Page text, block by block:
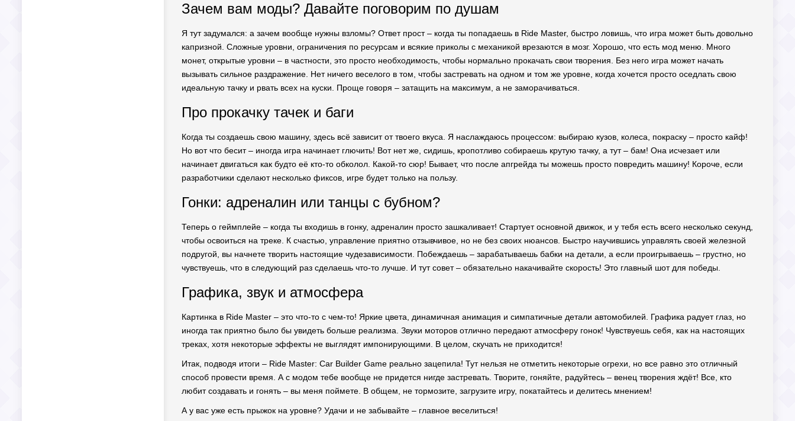
Зачем вам моды? Давайте поговорим по душам
Я тут задумался: а зачем вообще нужны взломы? Ответ прост – когда ты попадаешь в Ride Master, быстро ловишь, что игра может быть довольно
капризной. Сложные уровни, ограничения по ресурсам и всякие приколы с механикой врезаются в мозг. Хорошо, что есть мод меню. Много
монет, открытые уровни – в частности, это просто необходимость, чтобы нормально прокачать свои творения. Без него игра может начать
вызывать сильное раздражение. Нет ничего веселого в том, чтобы застревать на одном и том же уровне, когда хочется просто оседлать свою
идеальную тачку и рвать всех на куски. Проще говоря – затащить на максимум, а не заморачиваться.
Про прокачку тачек и баги
Когда ты создаешь свою машину, здесь всё зависит от твоего вкуса. Я наслаждаюсь процессом: выбираю кузов, колеса, покраску – просто кайф!
Но вот что бесит – иногда игра начинает глючить! Вот нет же, сидишь, кропотливо собираешь крутую тачку, а тут – бам! Она исчезает или
начинает двигаться как будто её кто-то обколол. Какой-то сюр! Бывает, что после апгрейда ты можешь просто повредить машину! Короче, если
разработчики сделают несколько фиксов, игре будет только на пользу.
Гонки: адреналин или танцы с бубном?
Теперь о геймплейе – когда ты входишь в гонку, адреналин просто зашкаливает! Стартует основной движок, и у тебя есть всего несколько секунд,
чтобы освоиться на треке. К счастью, управление приятно отзывчивое, но не без своих нюансов. Быстро научившись управлять своей железной
подругой, вы начнете творить настоящие чудезависимости. Побеждаешь – зарабатываешь бабки на детали, а если проигрываешь – грустно, но
чувствуешь, что в следующий раз сделаешь что-то лучше. И тут совет – обязательно накачивайте скорость! Это главный шот для победы.
Графика, звук и атмосфера
Картинка в Ride Master – это что-то с чем-то! Яркие цвета, динамичная анимация и симпатичные детали автомобилей. Графика радует глаз, но
иногда так приятно было бы увидеть больше реализма. Звуки моторов отлично передают атмосферу гонок! Чувствуешь себя, как на настоящих
треках, хотя некоторые эффекты не выглядят импонирующими. В целом, скучать не приходится!
Итак, подводя итоги – Ride Master: Car Builder Game реально зацепила! Тут нельзя не отметить некоторые огрехи, но все равно это отличный
способ провести время. А с модом тебе вообще не придется нигде застревать. Творите, гоняйте, радуйтесь – венец творения ждёт! Все, кто
любит создавать и гонять – вы меня поймете. В общем, не тормозите, загрузите игру, покатайтесь и делитесь мнением!
А у вас уже есть прыжок на уровне? Удачи и не забывайте – главное веселиться!